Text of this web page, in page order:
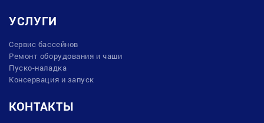
УСЛУГИ
Сервис бассейнов
Ремонт оборудования и чаши
Пуско-наладка
Консервация и запуск
КОНТАКТЫ